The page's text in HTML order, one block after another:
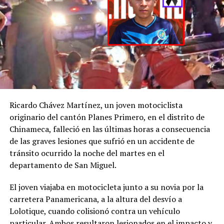
desaparición de H. D.
C., la@FGR_SVactivó
el protocolo de
búsqueda, en
coordinación con la
@PNCSV.
Afortunadamente, ha
sido localizado sin ser
víctima de ningún
delito.
pic.twitter.com/
— Fiscalía General de
Ricardo Chávez Martínez, un joven motociclista
originario del cantón Planes Primero, en el distrito de
Chinameca, falleció en las últimas horas a consecuencia
de las graves lesiones que sufrió en un accidente de
tránsito ocurrido la noche del martes en el
departamento de San Miguel.
El joven viajaba en motocicleta junto a su novia por la
carretera Panamericana, a la altura del desvío a
Lolotique, cuando colisionó contra un vehículo